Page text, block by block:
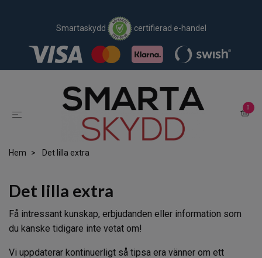
Smartaskydd certifierad e-handel
0
Hem Det lilla extra
Det lilla extra
Få intressant kunskap, erbjudanden eller information som
du kanske tidigare inte vetat om!
Vi uppdaterar kontinuerligt så tipsa era vänner om ett